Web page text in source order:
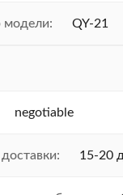
модели: QY-21
negotiable
15-20